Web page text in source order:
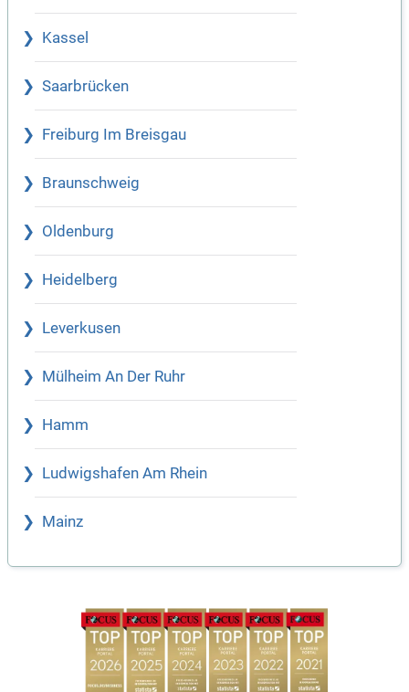
Kassel
Saarbrücken
Freiburg Im Breisgau
Braunschweig
Oldenburg
Heidelberg
Leverkusen
Mülheim An Der Ruhr
Hamm
Ludwigshafen Am Rhein
Mainz